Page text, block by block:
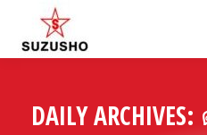
DAILY ARCHIVES: